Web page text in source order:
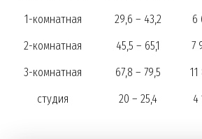
1-комнатная
29,6 – 43,2
6
2-комнатная
45,5 – 65,1
7
3-комнатная
67,8 – 79,5
студия
20 – 25,4 4